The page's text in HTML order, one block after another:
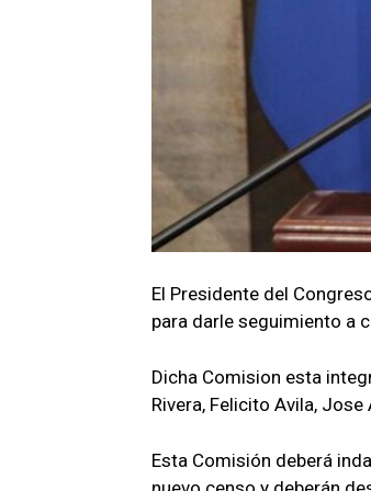
El Presidente del
para darle seguimiento a
Dicha Comision esta
Rivera, Felicito Avila,
Esta Comisión deberá